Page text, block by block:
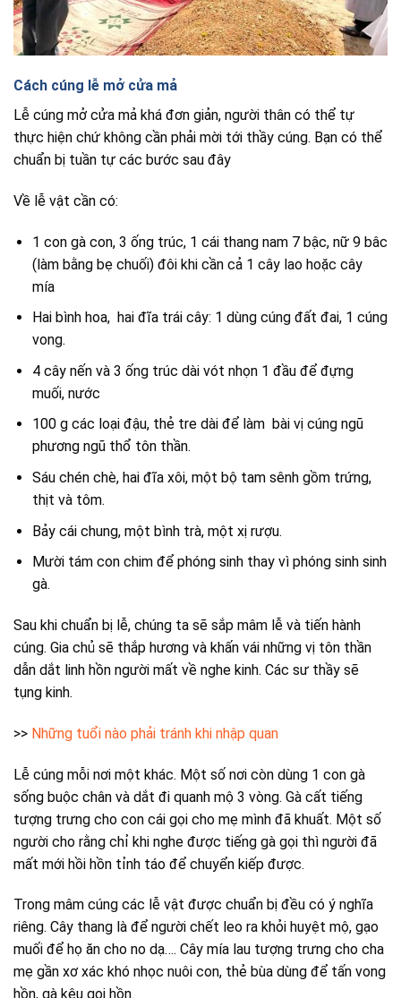
Cách cúng lễ mở cửa mả
Lễ cúng mở cửa mả khá đơn giản, người thân có thể tự
thực hiện chứ không cần phải mời tới thầy cúng. Bạn có thể
chuẩn bị tuần tự các bước sau đây
Về lễ vật cần có:
1 con gà con, 3 ống trúc, 1 cái thang nam 7 bậc, nữ 9 bâc
(làm bằng bẹ chuối) đôi khi cần cả 1 cây lao hoặc cây
mía
Hai bình hoa, hai đĩa trái cây: 1 dùng cúng đất đai, 1 cúng
vong.
4 cây nến và 3 ống trúc dài vót nhọn 1 đầu để đựng
muối, nước
100 g các loại đậu, thẻ tre dài để làm bài vị cúng ngũ
phương ngũ thổ tôn thần.
Sáu chén chè, hai đĩa xôi, một bộ tam sênh gồm trứng,
thịt và tôm.
Bảy cái chung, một bình trà, một xị rượu.
Mười tám con chim để phóng sinh thay vì phóng sinh sinh
gà.
Sau khi chuẩn bị lễ, chúng ta sẽ sắp mâm lễ và tiến hành
cúng. Gia chủ sẽ thắp hương và khấn vái những vị tôn thần
dẫn dắt linh hồn người mất về nghe kinh. Các sư thầy sẽ
tụng kinh.
>> Những tuổi nào phải tránh khi nhập quan
Lễ cúng mỗi nơi một khác. Một số nơi còn dùng 1 con gà
sống buộc chân và dắt đi quanh mộ 3 vòng. Gà cất tiếng
tượng trưng cho con cái gọi cho mẹ mình đã khuất. Một số
người cho rằng chỉ khi nghe được tiếng gà gọi thì người đã
mất mới hồi hồn tỉnh táo để chuyển kiếp được.
Trong mâm cúng các lễ vật được chuẩn bị đều có ý nghĩa
riêng. Cây thang là để người chết leo ra khỏi huyệt mộ, gạo
muối để họ ăn cho no dạ…. Cây mía lau tượng trưng cho cha
mẹ gần xơ xác khó nhọc nuôi con, thẻ bùa dùng để tấn vong
hồn, gà kêu gọi hồn.